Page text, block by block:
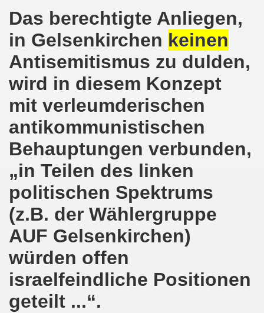
Das berechtigte Anliegen,
in Gelsenkirchen keinen
Antisemitismus zu dulden,
wird in diesem Konzept
mit verleumderischen
antikommunistischen
Behauptungen verbunden,
„in Teilen des linken
politischen Spektrums
(z.B. der Wählergruppe
AUF Gelsenkirchen)
würden offen
israelfeindliche Positionen
geteilt ...“.
Bewegung in Gelsenkirchen
Beeindruckender Protest am 17.09.2018
Regierung in Berlin als Teil der Großdemonstration
Bewegung am 17.09.2018 ruft auf zum Protest gegen
Arbeiter und an die kämpfenden Arbeiterinnen bei
in Gelsenkirchen: Eine Erfolgsgeschichte und eine Feier
20.08.2018 in Gelsenkirchen - ein Grund zu feiern!
Bewegung am 13.08.2018 hält weiterhin wie bisher
Bewegung am 06.08.2018 unter dem Motto:
Gelsenkirchener Montagsdemo-Bewegung am
ist mit den streikenden Kolleginnen und mit
- der Kultursaal und das Haus des Widerstands in